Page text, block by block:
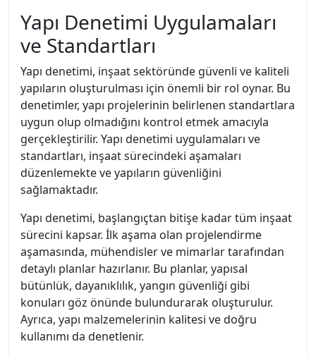
Yapı Denetimi Uygulamaları
ve Standartları
Yapı denetimi, inşaat sektöründe güvenli ve kaliteli
yapıların oluşturulması için önemli bir rol oynar. Bu
denetimler, yapı projelerinin belirlenen standartlara
uygun olup olmadığını kontrol etmek amacıyla
gerçekleştirilir. Yapı denetimi uygulamaları ve
standartları, inşaat sürecindeki aşamaları
düzenlemekte ve yapıların güvenliğini
sağlamaktadır.
Yapı denetimi, başlangıçtan bitişe kadar tüm inşaat
sürecini kapsar. İlk aşama olan projelendirme
aşamasında, mühendisler ve mimarlar tarafından
detaylı planlar hazırlanır. Bu planlar, yapısal
bütünlük, dayanıklılık, yangın güvenliği gibi
konuları göz önünde bulundurarak oluşturulur.
Ayrıca, yapı malzemelerinin kalitesi ve doğru
kullanımı da denetlenir.